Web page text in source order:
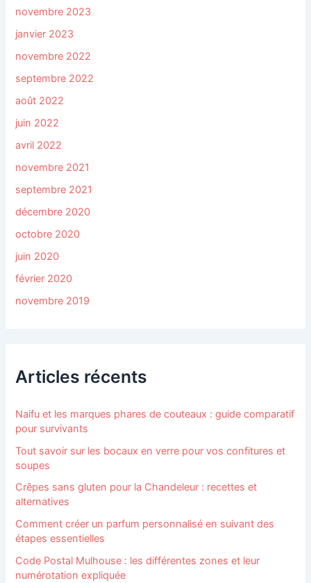
novembre 2023
janvier 2023
novembre 2022
septembre 2022
août 2022
juin 2022
avril 2022
novembre 2021
septembre 2021
décembre 2020
octobre 2020
juin 2020
février 2020
novembre 2019
Articles récents
Naifu et les marques phares de couteaux : guide comparatif
pour survivants
Tout savoir sur les bocaux en verre pour vos confitures et
soupes
Crêpes sans gluten pour la Chandeleur : recettes et
alternatives
Comment créer un parfum personnalisé en suivant des
étapes essentielles
Code Postal Mulhouse : les différentes zones et leur
numérotation expliquée